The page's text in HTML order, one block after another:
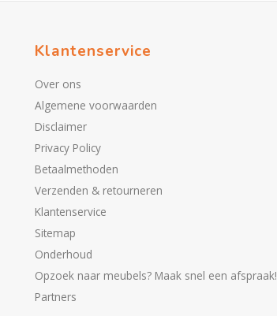
Klantenservice
Over ons
Algemene voorwaarden
Disclaimer
Privacy Policy
Betaalmethoden
Verzenden & retourneren
Klantenservice
Sitemap
Onderhoud
Opzoek naar meubels? Maak snel een afspraak!
Partners